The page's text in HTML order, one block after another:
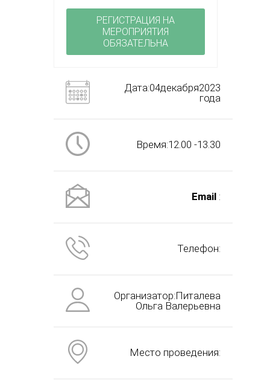
РЕГИСТРАЦИЯ НА
МЕРОПРИЯТИЯ
ОБЯЗАТЕЛЬНА
Дата:04декабря2023
года
Время:12.00 -13.30
Email :
Телефон:
Организатор:Питалева
Ольга Валерьевна
Место проведения: